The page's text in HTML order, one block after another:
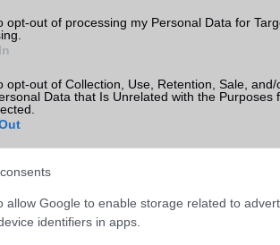
opt-out of processing my Personal Data for
opt-out of Collection, Use, Retention, Sale, and/
Data that Is Unrelated with the Purposes
allow Google to enable storage related to
identifiers in apps.
használt
(ne. 90 000)
használt 120 000 Ft